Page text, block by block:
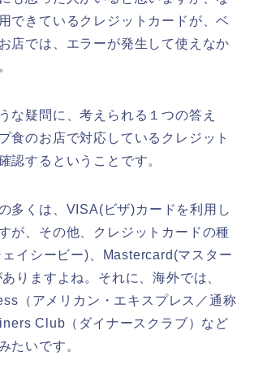
できているクレジットカードが、ベ
店では、エラーが発生して使えなか
な疑問に、考えられる１つの答え
食のお店で対応しているクレジット
認するということです。
多くは、VISA(ビザ)カードを利用し
が、その他、クレジットカードの種
イシービー)、Mastercard(マスター
りますよね。それに、海外では、
（アメリカン・エキスプレス／通称
Club（ダイナースクラブ）など
たいです。